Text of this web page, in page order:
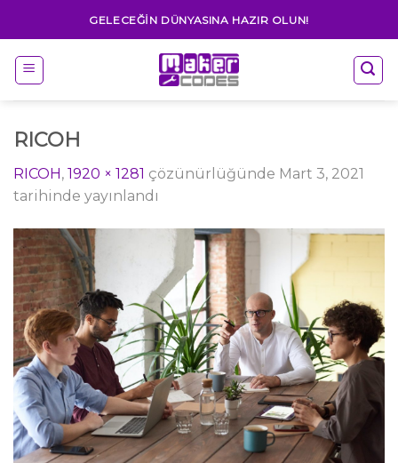
content
GELECEĞIN DÜNYASINA HAZIR OLUN!
RICOH
RICOH , 1920 × 1281 çözünürlüğünde Mart 3, 2021
tarihinde yayınlandı